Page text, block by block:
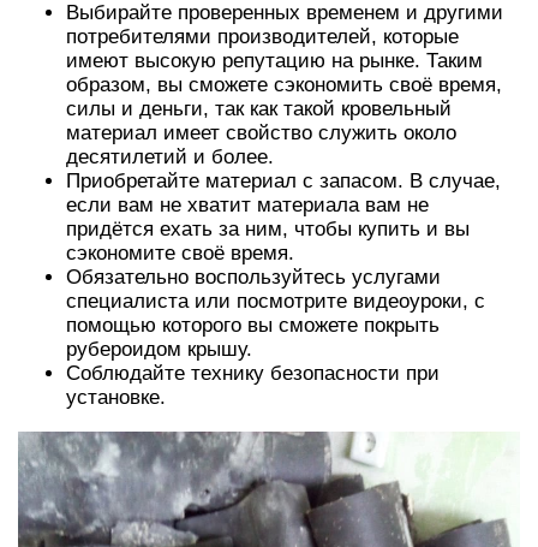
Выбирайте проверенных временем и другими
потребителями производителей, которые
имеют высокую репутацию на рынке. Таким
образом, вы сможете сэкономить своё время,
силы и деньги, так как такой кровельный
материал имеет свойство служить около
десятилетий и более.
Приобретайте материал с запасом. В случае,
если вам не хватит материала вам не
придётся ехать за ним, чтобы купить и вы
сэкономите своё время.
Обязательно воспользуйтесь услугами
специалиста или посмотрите видеоуроки, с
помощью которого вы сможете покрыть
рубероидом крышу.
Соблюдайте технику безопасности при
установке.